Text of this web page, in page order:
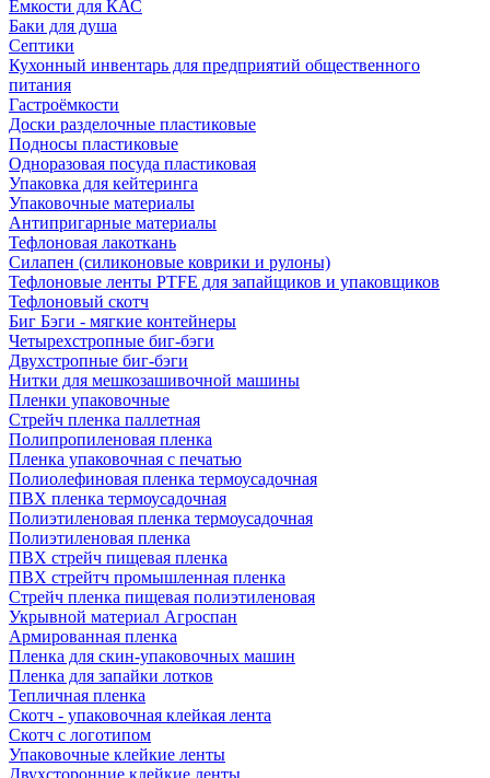
Ёмкости для КАС
Баки для душа
Септики
Кухонный инвентарь для предприятий общественного
питания
Гастроёмкости
Доски разделочные пластиковые
Подносы пластиковые
Одноразовая посуда пластиковая
Упаковка для кейтеринга
Упаковочные материалы
Антипригарные материалы
Тефлоновая лакоткань
Силапен (силиконовые коврики и рулоны)
Тефлоновые ленты PTFE для запайщиков и упаковщиков
Тефлоновый скотч
Биг Бэги - мягкие контейнеры
Четырехстропные биг-бэги
Двухстропные биг-бэги
Нитки для мешкозашивочной машины
Пленки упаковочные
Стрейч пленка паллетная
Полипропиленовая пленка
Пленка упаковочная с печатью
Полиолефиновая пленка термоусадочная
ПВХ пленка термоусадочная
Полиэтиленовая пленка термоусадочная
Полиэтиленовая пленка
ПВХ стрейч пищевая пленка
ПВХ стрейтч промышленная пленка
Стрейч пленка пищевая полиэтиленовая
Укрывной материал Агроспан
Армированная пленка
Пленка для скин-упаковочных машин
Пленка для запайки лотков
Тепличная пленка
Скотч - упаковочная клейкая лента
Скотч с логотипом
Упаковочные клейкие ленты
Двухсторонние клейкие ленты